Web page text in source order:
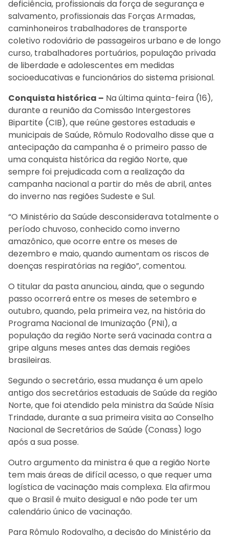
deficiência, profissionais da força de segurança e
salvamento, profissionais das Forças Armadas,
caminhoneiros trabalhadores de transporte
coletivo rodoviário de passageiros urbano e de longo
curso, trabalhadores portuários, população privada
de liberdade e adolescentes em medidas
socioeducativas e funcionários do sistema prisional.
Conquista histórica – Na última quinta-feira (16),
durante a reunião da Comissão Intergestores
Bipartite (CIB), que reúne gestores estaduais e
municipais de Saúde, Rômulo Rodovalho disse que a
antecipação da campanha é o primeiro passo de
uma conquista histórica da região Norte, que
sempre foi prejudicada com a realização da
campanha nacional a partir do mês de abril, antes
do inverno nas regiões Sudeste e Sul.
“O Ministério da Saúde desconsiderava totalmente o
período chuvoso, conhecido como inverno
amazônico, que ocorre entre os meses de
dezembro e maio, quando aumentam os riscos de
doenças respiratórias na região”, comentou.
O titular da pasta anunciou, ainda, que o segundo
passo ocorrerá entre os meses de setembro e
outubro, quando, pela primeira vez, na história do
Programa Nacional de Imunização (PNI), a
população da região Norte será vacinada contra a
gripe alguns meses antes das demais regiões
brasileiras.
Segundo o secretário, essa mudança é um apelo
antigo dos secretários estaduais de Saúde da região
Norte, que foi atendido pela ministra da Saúde Nísia
Trindade, durante a sua primeira visita ao Conselho
Nacional de Secretários de Saúde (Conass) logo
após a sua posse.
Outro argumento da ministra é que a região Norte
tem mais áreas de difícil acesso, o que requer uma
logística de vacinação mais complexa. Ela afirmou
que o Brasil é muito desigual e não pode ter um
calendário único de vacinação.
Para Rômulo Rodovalho, a decisão do Ministério da